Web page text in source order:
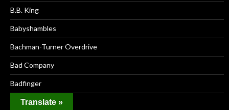
B.B. King
Babyshambles
Bachman-Turner Overdrive
Bad Company
Badfinger
Badly Drawn Boy
Translate »